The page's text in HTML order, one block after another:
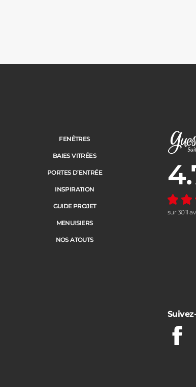
FENÊTRES
BAIES VITRÉES
PORTES D’ENTRÉE
INSPIRATION
GUIDE PROJET
MENUISIERS
NOS ATOUTS
Note
sur 3011